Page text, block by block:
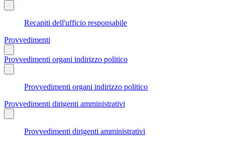
Recapiti dell'ufficio responsabile
Provvedimenti
Provvedimenti organi indirizzo politico
Provvedimenti organi indirizzo politico
Provvedimenti dirigenti amministrativi
Provvedimenti dirigenti amministrativi